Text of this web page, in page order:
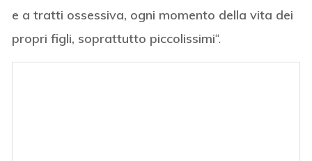
e a tratti ossessiva, ogni momento della vita dei
propri figli, soprattutto piccolissimi“.